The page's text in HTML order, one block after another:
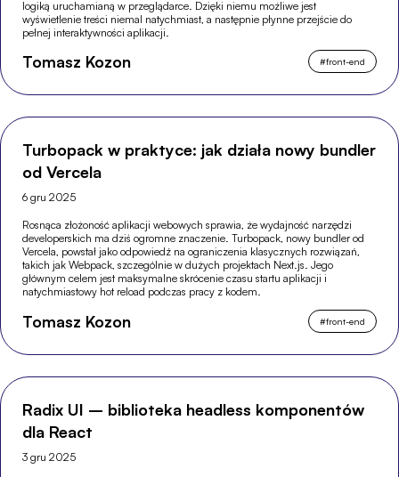
logiką uruchamianą w przeglądarce. Dzięki niemu możliwe jest
wyświetlenie treści niemal natychmiast, a następnie płynne przejście do
pełnej interaktywności aplikacji.
Tomasz Kozon #front-end
Turbopack w praktyce: jak działa nowy bundler
od Vercela
6 gru 2025
Rosnąca złożoność aplikacji webowych sprawia, że wydajność narzędzi
developerskich ma dziś ogromne znaczenie. Turbopack, nowy bundler od
Vercela, powstał jako odpowiedź na ograniczenia klasycznych rozwiązań,
takich jak Webpack, szczególnie w dużych projektach Next.js. Jego
głównym celem jest maksymalne skrócenie czasu startu aplikacji i
natychmiastowy hot reload podczas pracy z kodem.
Tomasz Kozon #front-end
Radix UI – biblioteka headless komponentów
dla React
3 gru 2025